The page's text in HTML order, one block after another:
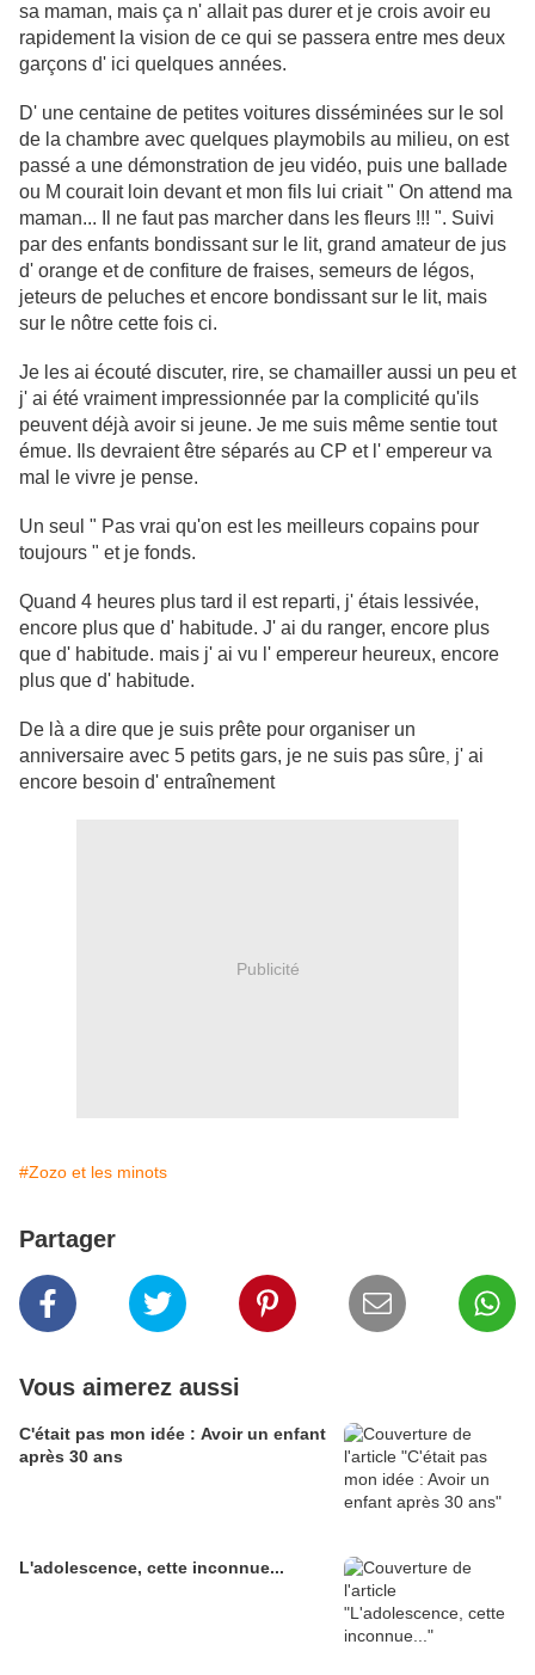
sa maman, mais ça n' allait pas durer et je crois avoir eu
rapidement la vision de ce qui se passera entre mes deux
garçons d' ici quelques années.
D' une centaine de petites voitures disséminées sur le sol
de la chambre avec quelques playmobils au milieu, on est
passé a une démonstration de jeu vidéo, puis une ballade
ou M courait loin devant et mon fils lui criait " On attend ma
maman... Il ne faut pas marcher dans les fleurs !!! ". Suivi
par des enfants bondissant sur le lit, grand amateur de jus
d' orange et de confiture de fraises, semeurs de légos,
jeteurs de peluches et encore bondissant sur le lit, mais
sur le nôtre cette fois ci.
Je les ai écouté discuter, rire, se chamailler aussi un peu et
j' ai été vraiment impressionnée par la complicité qu'ils
peuvent déjà avoir si jeune. Je me suis même sentie tout
émue. Ils devraient être séparés au CP et l' empereur va
mal le vivre je pense.
Un seul " Pas vrai qu'on est les meilleurs copains pour
toujours " et je fonds.
Quand 4 heures plus tard il est reparti, j' étais lessivée,
encore plus que d' habitude. J' ai du ranger, encore plus
que d' habitude. mais j' ai vu l' empereur heureux, encore
plus que d' habitude.
De là a dire que je suis prête pour organiser un
anniversaire avec 5 petits gars, je ne suis pas sûre j' ai
encore besoin d' entraînement
Publicité
#Zozo et les minots
Partager
Vous aimerez aussi
C'était pas mon idée : Avoir un enfant
après 30 ans
L'adolescence, cette inconnue...